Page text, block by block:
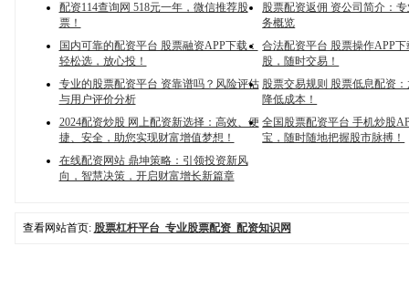
配资114查询网 518元一年，微信推荐股
票！
股票配资返佣 资公司简介：
务概览
国内可靠的配资平台 股票融资APP下载：
轻松选，放心投！
合法配资平台 股票操作APP
股，随时交易！
专业的股票配资平台 资靠谱吗？风险评估
与用户评价分析
股票交易规则 股票低息配资
降低成本！
2024配资炒股 网上配资新选择：高效、便
捷、安全，助您实现财富增值梦想！
全国股票配资平台 手机炒股
宝，随时随地把握股市脉搏！
在线配资网站 鼎坤策略：引领投资新风
向，智慧决策，开启财富增长新篇章
查看网站首页: 股票杠杆平台_专业股票配资_配资知识网